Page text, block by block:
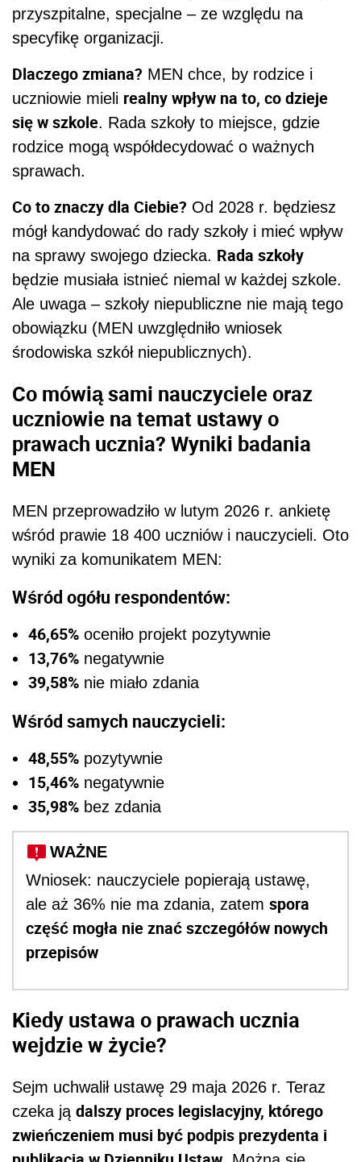
przyszpitalne, specjalne – ze względu na
specyfikę organizacji.
Dlaczego zmiana? MEN chce, by rodzice i
uczniowie mieli realny wpływ na to, co dzieje
się w szkole. Rada szkoły to miejsce, gdzie
rodzice mogą współdecydować o ważnych
sprawach.
Co to znaczy dla Ciebie? Od 2028 r. będziesz
mógł kandydować do rady szkoły i mieć wpływ
na sprawy swojego dziecka. Rada szkoły
będzie musiała istnieć niemal w każdej szkole.
Ale uwaga – szkoły niepubliczne nie mają tego
obowiązku (MEN uwzględniło wniosek
środowiska szkół niepublicznych).
Co mówią sami nauczyciele oraz
uczniowie na temat ustawy o
prawach ucznia? Wyniki badania
MEN
MEN przeprowadziło w lutym 2026 r. ankietę
wśród prawie 18 400 uczniów i nauczycieli. Oto
wyniki za komunikatem MEN:
Wśród ogółu respondentów:
46,65% oceniło projekt pozytywnie
13,76% negatywnie
39,58% nie miało zdania
Wśród samych nauczycieli:
48,55% pozytywnie
15,46% negatywnie
35,98% bez zdania
WAŻNE
Wniosek: nauczyciele popierają ustawę,
ale aż 36% nie ma zdania, zatem spora
część mogła nie znać szczegółów nowych
przepisów
Kiedy ustawa o prawach ucznia
wejdzie w życie?
Sejm uchwalił ustawę 29 maja 2026 r. Teraz
czeka ją dalszy proces legislacyjny, którego
zwieńczeniem musi być podpis prezydenta i